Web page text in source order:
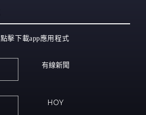
點擊下載app應用程式
有線新聞
HOY